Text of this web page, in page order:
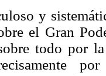
y
el Gran
todo por